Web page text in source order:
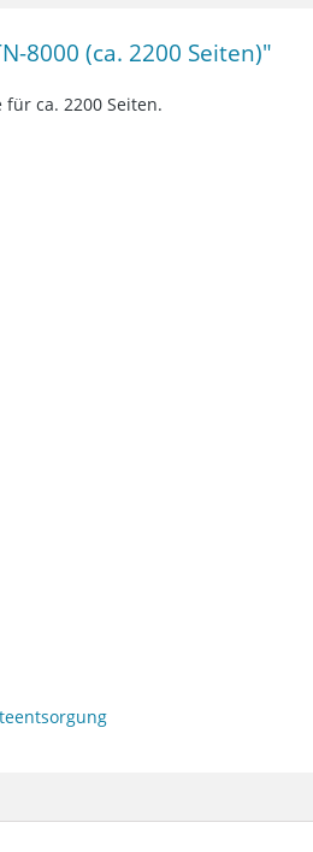
8000 (ca. 2200 Seiten)"
ca. 2200 Seiten.